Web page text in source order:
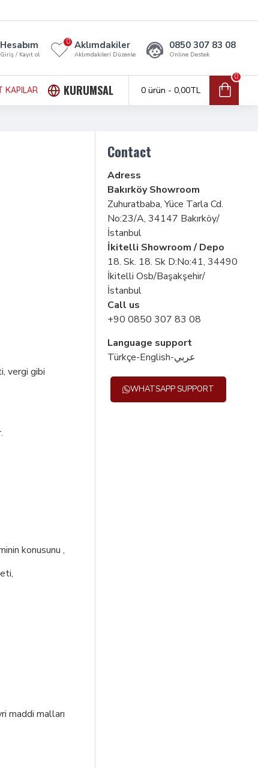
Hesabım
Giriş / Kayıt ol
Aklımdakiler
Aklımdakileri Düzenle
0 0850 307 83 08
Online Destek
KAPILAR KURUMSAL 0 ürün - 0,00TL
0
vergi gibi
konusunu ,
maddi malları
Contact
Adress
Bakırköy Showroom
Zuhuratbaba, Yüce Tarla Cd.
No:23/A, 34147 Bakırköy/
İstanbul
İkitelli Showroom / Depo
18. Sk. 18. Sk D:No:41, 34490
İkitelli Osb/Başakşehir/
İstanbul
Call us
+90 0850 307 83 08
Language support
Türkçe-English-عربي
WHATSAPP SUPPORT